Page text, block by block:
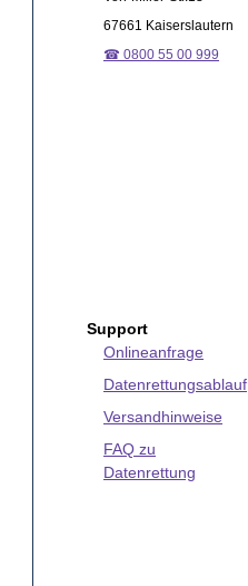
67661 Kaiserslautern
☎ 0800 55 00 999
Support
Onlineanfrage
Datenrettungsablauf
Versandhinweise
FAQ zu
Datenrettung